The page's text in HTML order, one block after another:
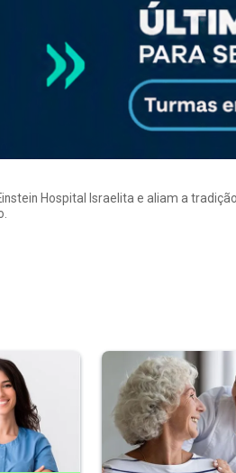
Hospital Israelita e aliam a